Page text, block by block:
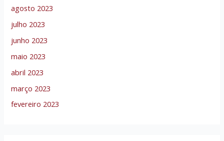
agosto 2023
julho 2023
junho 2023
maio 2023
abril 2023
março 2023
fevereiro 2023